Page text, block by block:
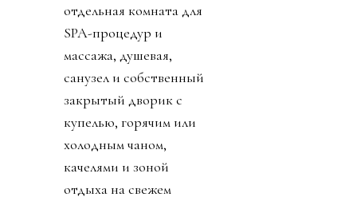
отдельная комната для
SPA-процедур и
массажа, душевая,
санузел и собственный
закрытый дворик с
купелью, горячим или
холодным чаном,
качелями и зоной
отдыха на свежем